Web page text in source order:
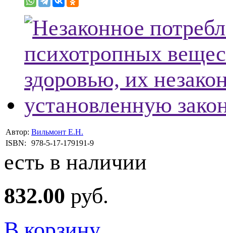
Автор: Вильмонт Е.Н.
ISBN:
978-5-17-179191-9
есть в наличии
832.00 руб.